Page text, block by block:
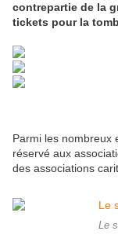
contrepartie de la
tickets pour la
Parmi les nombreux
réservé aux
des associations
Le